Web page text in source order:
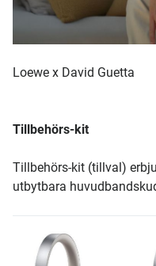
Loewe x David Guetta
Tillbehörs-kit
Tillbehörs-kit (tillval)
utbytbara